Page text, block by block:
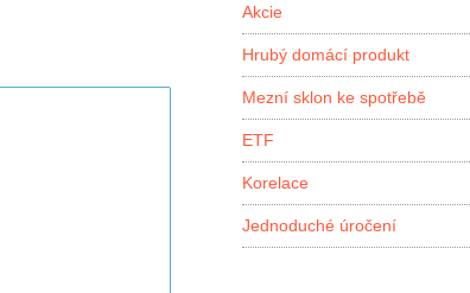
Akcie
Hrubý domácí produkt
Mezní sklon ke spotřebě
ETF
Korelace
Jednoduché úročení